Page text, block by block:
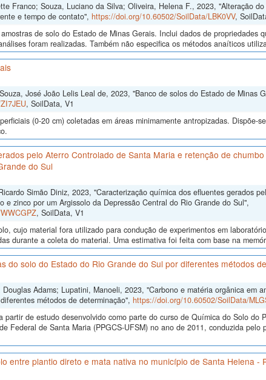
Franco; Souza, Luciano da Silva; Oliveira, Helena F., 2023, "Alteração
e tempo de contato", https://doi.org/10.60502/SoilData/LBK0VV,
de solo do Estado de Minas Gerais. Inclui dados de propriedades
foram realizadas. Também não especifica os métodos anaíticos
José João Lelis Leal de, 2023, "Banco de solos do Estado de Minas
, SoilData, V1
(0-20 cm) coletadas em áreas minimamente antropizadas. Dispõe-
pelo Aterro Controlado de Santa Maria e retenção de
do Sul
Simão Diniz, 2023, "Caracterização química dos efluentes gerados
e zinco por um Argissolo da Depressão Central do Rio Grande do Sul",
, SoilData, V1
cujo material fora utilizado para condução de experimentos em
durante a coleta do material. Uma estimativa foi feita com base na
do solo do Estado do Rio Grande do Sul por diferentes métodos
Adams; Lupatini, Manoeli, 2023, "Carbono e matéria orgânica em
métodos de determinação", https://doi.org/10.60502/SoilData/
de estudo desenvolvido como parte do curso de Química do Solo do
Federal de Santa Maria (PPGCS-UFSM) no ano de 2011, conduzida pelo
entre plantio direto e mata nativa no município de Santa Helena -